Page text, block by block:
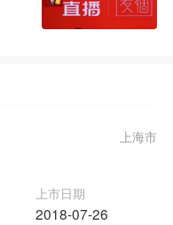
上海市
上市日期
2018-07-26